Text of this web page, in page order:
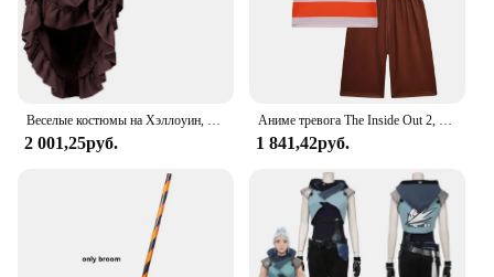
2 001,25руб. 1 841,42руб.